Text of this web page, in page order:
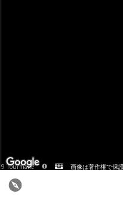
Tourmake 画像は著作権で保